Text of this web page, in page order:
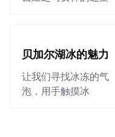
贝加尔湖冰的魅力
让我们寻找冰冻的气
泡，用手触摸冰